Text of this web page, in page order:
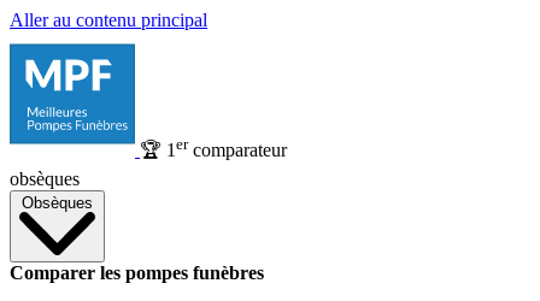
Aller au contenu principal
🏆 1 ercomparateur
obsèques
Obsèques
Comparer les pompes funèbres